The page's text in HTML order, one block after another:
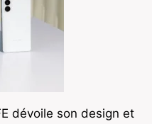
dévoile son design et